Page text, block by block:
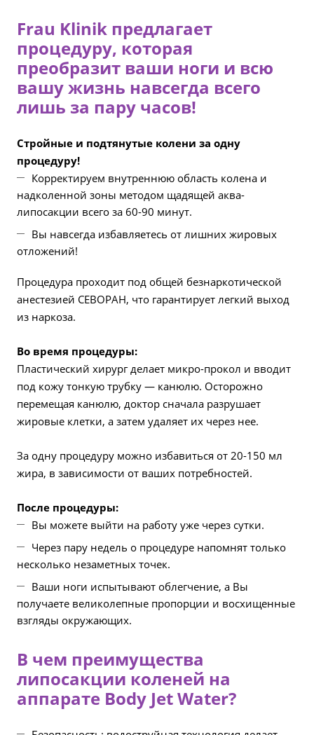
Frau Klinik предлагает
процедуру, которая
преобразит ваши ноги и всю
вашу жизнь навсегда всего
лишь за пару часов!
Стройные и подтянутые колени за одну
процедуру!
Корректируем внутреннюю область колена и
надколенной зоны методом щадящей аква-
липосакции всего за 60-90 минут.
Вы навсегда избавляетесь от лишних жировых
отложений!
Процедура проходит под общей безнаркотической
анестезией СЕВОРАН, что гарантирует легкий выход
из наркоза.
Во время процедуры:
Пластический хирург делает микро-прокол и вводит
под кожу тонкую трубку — канюлю. Осторожно
перемещая канюлю, доктор сначала разрушает
жировые клетки, а затем удаляет их через нее.
За одну процедуру можно избавиться от 20-150 мл
жира, в зависимости от ваших потребностей.
После процедуры:
Вы можете выйти на работу уже через сутки.
Через пару недель о процедуре напомнят только
несколько незаметных точек.
Ваши ноги испытывают облегчение, а Вы
получаете великолепные пропорции и восхищенные
взгляды окружающих.
В чем преимущества
липосакции коленей на
аппарате Body Jet Water?